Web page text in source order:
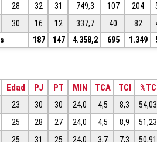
28 32 31 749,3 107 204
30 16 12 337,7 40 82
187 147 4.358,2 695 1.349
Edad PJ PT MIN TCA TCI %TC
23 30 30 24,0 4,5 8,3
54,03
25 28 27 24,0 4,5 8,9
51,23
25 31 25 24,0 3,7 7,3
50,91